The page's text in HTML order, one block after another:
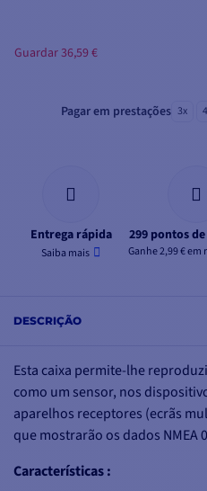
Guardar 36,59 €
Pagar em prestações 3x
Entrega rápida
Saiba mais
299 pontos
Ganhe 2,99 € em
DESCRIÇÃO
Esta caixa permite-lhe
como um sensor, nos
aparelhos receptores (ecrãs
que mostrarão os dados NMEA
Características :